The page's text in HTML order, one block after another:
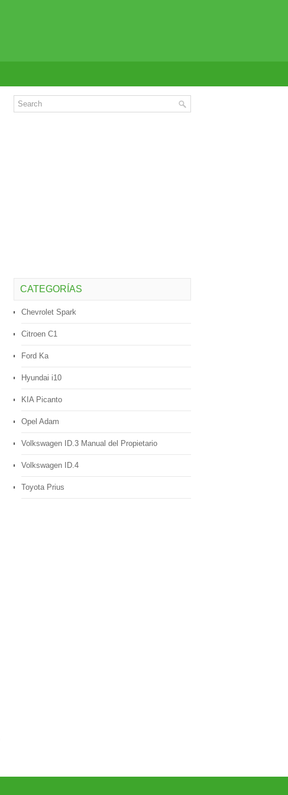
CATEGORÍAS
Chevrolet Spark
Citroen C1
Ford Ka
Hyundai i10
KIA Picanto
Opel Adam
Volkswagen ID.3 Manual del Propietario
Volkswagen ID.4
Toyota Prius